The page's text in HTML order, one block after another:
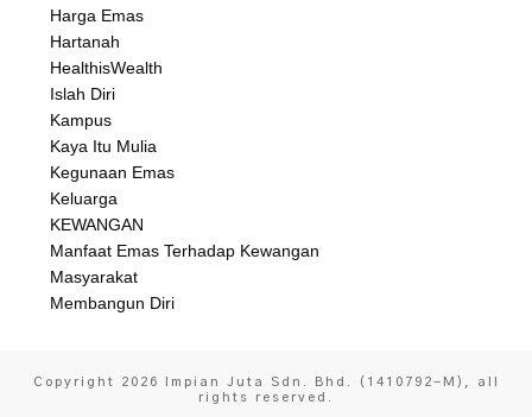
Harga Emas
Hartanah
HealthisWealth
Islah Diri
Kampus
Kaya Itu Mulia
Kegunaan Emas
Keluarga
KEWANGAN
Manfaat Emas Terhadap Kewangan
Masyarakat
Membangun Diri
Copyright 2026 Impian Juta Sdn. Bhd. (1410792-M)
, all
rights reserved.